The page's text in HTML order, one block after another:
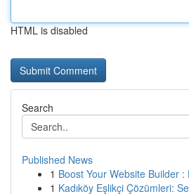
HTML is disabled
Search
Published News
1 Boost Your Website Builder
1 Kadıköy Eşlikçi Çözümleri: